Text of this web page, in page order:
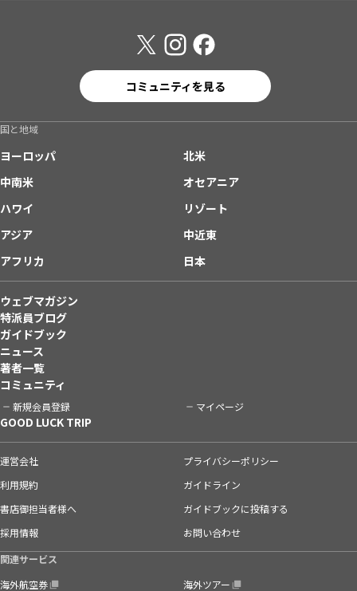
コミュニティを見る
国と地域
ヨーロッパ
北米
中南米
オセアニア
ハワイ
リゾート
アジア
中近東
アフリカ
日本
ウェブマガジン
特派員ブログ
ガイドブック
ニュース
著者一覧
コミュニティ
新規会員登録 マイページ
GOOD LUCK TRIP
運営会社
プライバシーポリシー
利用規約
ガイドライン
書店御担当者様へ
ガイドブックに投稿する
採用情報
お問い合わせ
関連サービス
海外航空券
海外ツアー